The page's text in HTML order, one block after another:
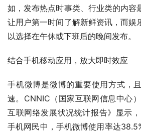
如，发布热点时事类、行业类的内容
让用户第一时间了解新鲜资讯，而娱
以选择在午休或下班后的晚间发布。
结合手机移动应用，放大即时效应
手机微博是微博的重要使用方式，
速。CNNIC（国家互联网信息中心
互联网络发展状况统计报告》显示
手机网民中，手机微博使用率达